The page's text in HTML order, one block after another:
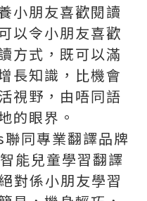
小朋友喜歡閱讀
以令小朋友喜歡
方式，既可以滿
長知識，比機會
視野，由唔同語
的眼界。
同專業翻譯品牌
能兒童學習翻譯
對係小朋友學習